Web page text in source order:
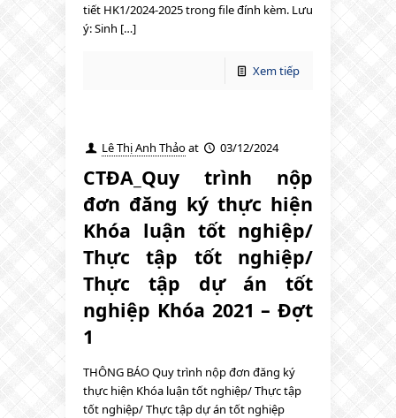
tiết HK1/2024-2025 trong file đính kèm. Lưu
ý: Sinh […]
Xem tiếp
Lê Thị Anh Thảoat 03/12/2024
CTĐA_Quy trình nộp
đơn đăng ký thực hiện
Khóa luận tốt nghiệp/
Thực tập tốt nghiệp/
Thực tập dự án tốt
nghiệp Khóa 2021 – Đợt
1
THÔNG BÁO Quy trình nộp đơn đăng ký
thực hiện Khóa luận tốt nghiệp/ Thực tập
tốt nghiệp/ Thực tập dự án tốt nghiệp